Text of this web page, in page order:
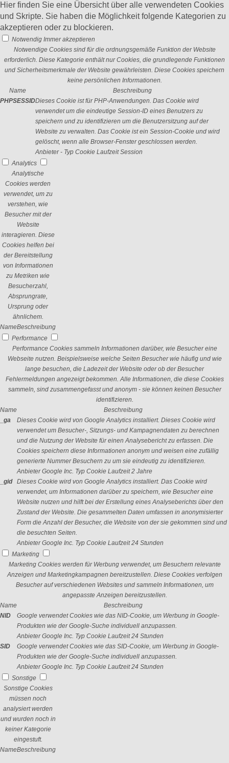
Hier finden Sie eine Übersicht über alle verwendeten Cookies
und Skripte. Sie haben die Möglichkeit folgende Kategorien zu
akzeptieren oder zu blockieren.
Notwendig Immer akzeptieren
Notwendige Cookies sind für die ordnungsgemäße Funktion der Website
erforderlich. Diese Kategorie enthält nur Cookies, die grundlegende Funktionen
und Sicherheitsmerkmale der Website gewährleisten. Diese Cookies speichern
keine persönlichen Informationen.
Name
Beschreibung
PHPSESSIDDieses Cookie ist für PHP-Anwendungen. Das Cookie wird
verwendet um die eindeutige Session-ID eines Benutzers zu
speichern und zu identifizieren um die Benutzersitzung auf der
Website zu verwalten. Das Cookie ist ein Session-Cookie und wird
gelöscht, wenn alle Browser-Fenster geschlossen werden.
Anbieter - Typ Cookie Laufzeit Session
Analytics
Analytische
Cookies werden
verwendet, um zu
verstehen, wie
Besucher mit der
Website
interagieren. Diese
Cookies helfen bei
der Bereitstellung
von Informationen
zu Metriken wie
Besucherzahl,
Absprungrate,
Ursprung oder
ähnlichem.
NameBeschreibung
Performance
Performance Cookies sammeln Informationen darüber, wie Besucher eine
Webseite nutzen. Beispielsweise welche Seiten Besucher wie häufig und wie
lange besuchen, die Ladezeit der Website oder ob der Besucher
Fehlermeldungen angezeigt bekommen. Alle Informationen, die diese Cookies
sammeln, sind zusammengefasst und anonym - sie können keinen Besucher
identifizieren.
Name
Beschreibung
_ga
Dieses Cookie wird von Google Analytics installiert. Dieses Cookie wird
verwendet um Besucher-, Sitzungs- und Kampagnendaten zu berechnen
und die Nutzung der Website für einen Analysebericht zu erfassen. Die
Cookies speichern diese Informationen anonym und weisen eine zufällig
generierte Nummer Besuchern zu um sie eindeutig zu identifizieren.
Anbieter Google Inc. Typ Cookie Laufzeit 2 Jahre
_gid
Dieses Cookie wird von Google Analytics installiert. Das Cookie wird
verwendet, um Informationen darüber zu speichern, wie Besucher eine
Website nutzen und hilft bei der Erstellung eines Analyseberichts über den
Zustand der Website. Die gesammelten Daten umfassen in anonymisierter
Form die Anzahl der Besucher, die Website von der sie gekommen sind und
die besuchten Seiten.
Anbieter Google Inc. Typ Cookie Laufzeit 24 Stunden
Marketing
Marketing Cookies werden für Werbung verwendet, um Besuchern relevante
Anzeigen und Marketingkampagnen bereitzustellen. Diese Cookies verfolgen
Besucher auf verschiedenen Websites und sammeln Informationen, um
angepasste Anzeigen bereitzustellen.
Name
Beschreibung
NID
Google verwendet Cookies wie das NID-Cookie, um Werbung in Google-
Produkten wie der Google-Suche individuell anzupassen.
Anbieter Google Inc. Typ Cookie Laufzeit 24 Stunden
SID
Google verwendet Cookies wie das SID-Cookie, um Werbung in Google-
Produkten wie der Google-Suche individuell anzupassen.
Anbieter Google Inc. Typ Cookie Laufzeit 24 Stunden
Sonstige
Sonstige Cookies
müssen noch
analysiert werden
und wurden noch in
keiner Kategorie
eingestuft.
NameBeschreibung